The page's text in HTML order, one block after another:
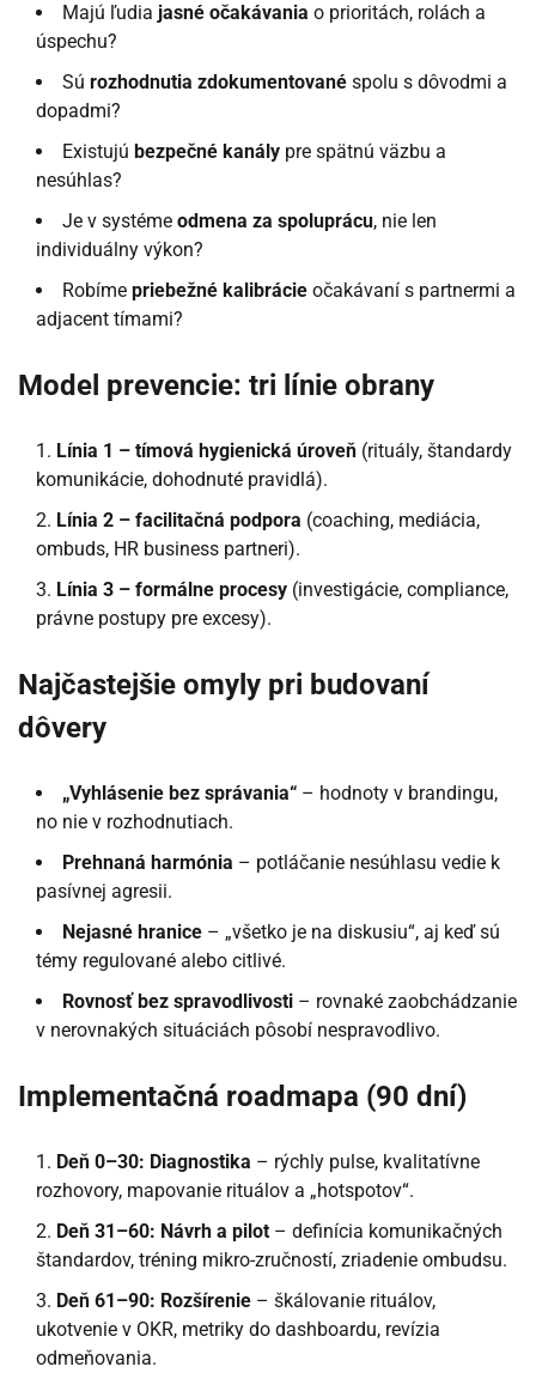
Majú ľudia jasné očakávania o prioritách, rolách a
úspechu?
Sú rozhodnutia zdokumentované spolu s dôvodmi a
dopadmi?
Existujú bezpečné kanály pre spätnú väzbu a
nesúhlas?
Je v systéme odmena za spoluprácu, nie len
individuálny výkon?
Robíme priebežné kalibrácie očakávaní s partnermi a
adjacent tímami?
Model prevencie: tri línie obrany
Línia 1 – tímová hygienická úroveň (rituály, štandardy
komunikácie, dohodnuté pravidlá).
Línia 2 – facilitačná podpora (coaching, mediácia,
ombuds, HR business partneri).
Línia 3 – formálne procesy (investigácie, compliance,
právne postupy pre excesy).
Najčastejšie omyly pri budovaní
dôvery
„Vyhlásenie bez správania“ – hodnoty v brandingu,
no nie v rozhodnutiach.
Prehnaná harmónia – potláčanie nesúhlasu vedie k
pasívnej agresii.
Nejasné hranice – „všetko je na diskusiu“, aj keď sú
témy regulované alebo citlivé.
Rovnosť bez spravodlivosti – rovnaké zaobchádzanie
v nerovnakých situáciách pôsobí nespravodlivo.
Implementačná roadmapa (90 dní)
Deň 0–30: Diagnostika – rýchly pulse, kvalitatívne
rozhovory, mapovanie rituálov a „hotspotov“.
Deň 31–60: Návrh a pilot – definícia komunikačných
štandardov, tréning mikro-zručností, zriadenie ombudsu.
Deň 61–90: Rozšírenie – škálovanie rituálov,
ukotvenie v OKR, metriky do dashboardu, revízia
odmeňovania.